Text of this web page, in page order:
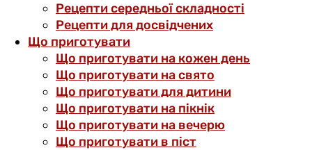
Рецепти середньої складності
Рецепти для досвідчених
Що приготувати
Що приготувати на кожен день
Що приготувати на свято
Що приготувати для дитини
Що приготувати на пікнік
Що приготувати на вечерю
Що приготувати в піст